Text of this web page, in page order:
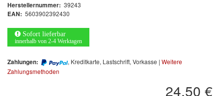
Reinigen
Arbeitsschutz
Luftfilter
Mischfarben
Herstellernummer: 39243
EAN: 5603902392430
Sofort lieferbar
innerhalb von 2-4 Werktagen
Zahlungen: , Kreditkarte, Lastschrift, Vorkasse | Weitere
Zahlungsmethoden
24,50 €